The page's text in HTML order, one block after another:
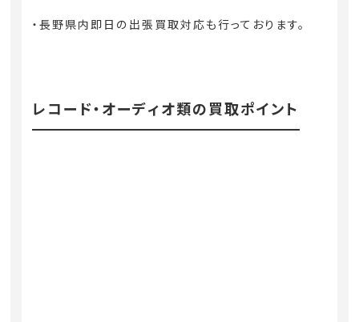
・長野県内即日の出張買取対応も行っております。
レコード・オーディオ類の買取ポイント